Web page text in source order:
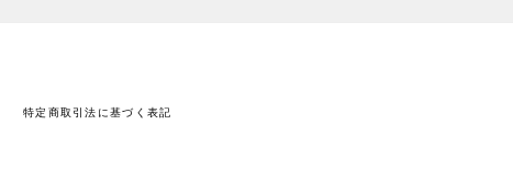
特定商取引法に基づく表記